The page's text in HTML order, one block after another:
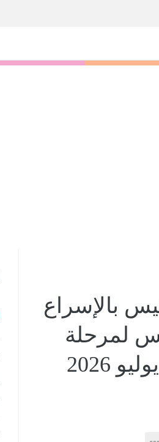
بالإسراع
لمرحلة
جديدة من...اليوم الثلاثاء، 7 يوليو 2026